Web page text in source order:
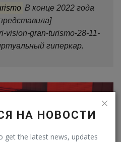
НА НОВОСТИ
get the latest news, updates
В конце 2022 года
vision-gran-turismo-28-11-
гиперкар.